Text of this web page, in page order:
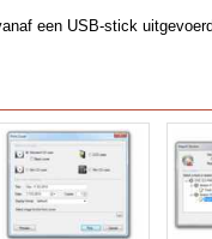
een USB-stick